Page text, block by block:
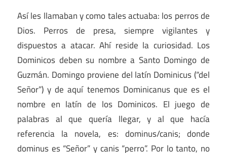
Así les llamaban y como tales actuaba: los perros de
Dios. Perros de presa, siempre vigilantes y
dispuestos a atacar. Ahí reside la curiosidad. Los
Dominicos deben su nombre a Santo Domingo de
Guzmán. Domingo proviene del latín Dominicus (“del
Señor”) y de aquí tenemos Dominicanus que es el
nombre en latín de los Dominicos. El juego de
palabras al que quería llegar, y al que hacía
referencia la novela, es: dominus/canis; donde
dominus es “Señor” y canis “perro”. Por lo tanto, no